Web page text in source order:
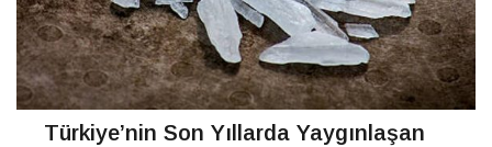
Türkiye’nin Son Yıllarda Yaygınlaşan